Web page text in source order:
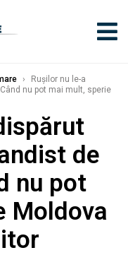
›
Rușilor nu le-a
nu pot mai mult, sperie
de
nu pot
Moldova